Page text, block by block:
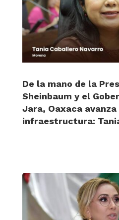
De la mano de la
Sheinbaum y el
Jara, Oaxaca
infraestructura: